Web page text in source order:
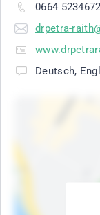
0664 5234672
drpetra-
Deutsch,